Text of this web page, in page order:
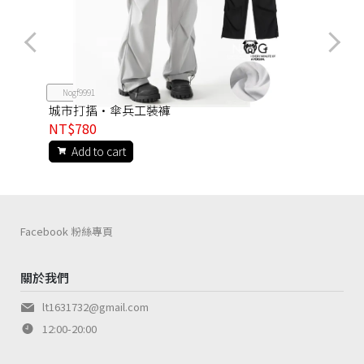
Nogf9991
城市打摺·傘兵工裝褲
NT$780
Add to cart
關於我們
lt1631732@gmail.com
12:00-20:00
Facebook 粉絲專頁